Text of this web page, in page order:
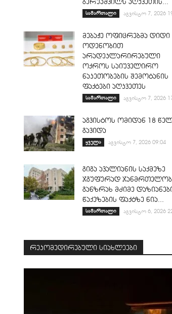
ბერუაშვილს აღკვეთის...
სამართალი აგვისტო 7, 2026
მებაჟე ოფიცრებმა დიდი
ოდენობით
არადეკლარირებული
ოქროს საიუველირო
ნაკეთობების შემოტანის
ფაქტები აღკვეთეს
სამართალი აგვისტო 7, 2026
აგვისტოს ომიდან 18
გავიდა
ყველა აგვისტო 7, 2026 09:04
გიგა ავალიანის საქმეზე
ჯგუფურად
განზრახ მძიმე
წაქეზების ფაქტზე ნია...
სამართალი აგვისტო 6, 2026
რეკომედირებული სიახლეები